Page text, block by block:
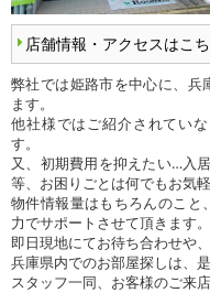
店舗情報・アクセスはこ
弊社では姫路市を中心に、兵
ます。
他社様ではご紹介されてい
す。
又、初期費用を抑えたい…入
等、お困りごとは何でもお気
物件情報量はもちろんのこと
力でサポートさせて頂きます。
即日現地にてお待ち合わせや
兵庫県内でのお部屋探しは、
スタッフ一同、お客様のご来